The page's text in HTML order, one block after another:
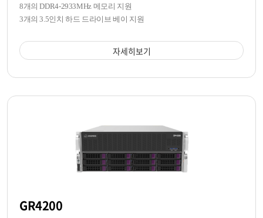
8개의 DDR4-2933MHz 메모리 지원
3개의 3.5인치 하드 드라이브 베이 지원
자세히보기
GR4200